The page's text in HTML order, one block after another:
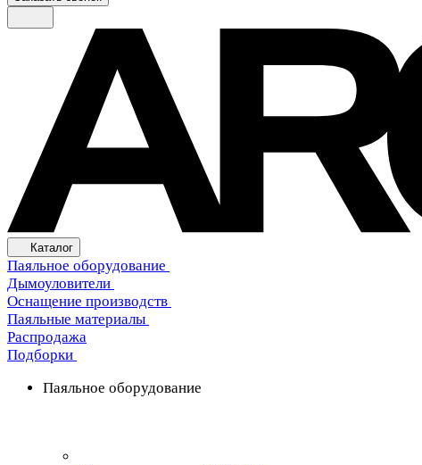
Каталог
Паяльное оборудование
Дымоуловители
Оснащение производств
Паяльные материалы
Распродажа
Подборки
Паяльное оборудование